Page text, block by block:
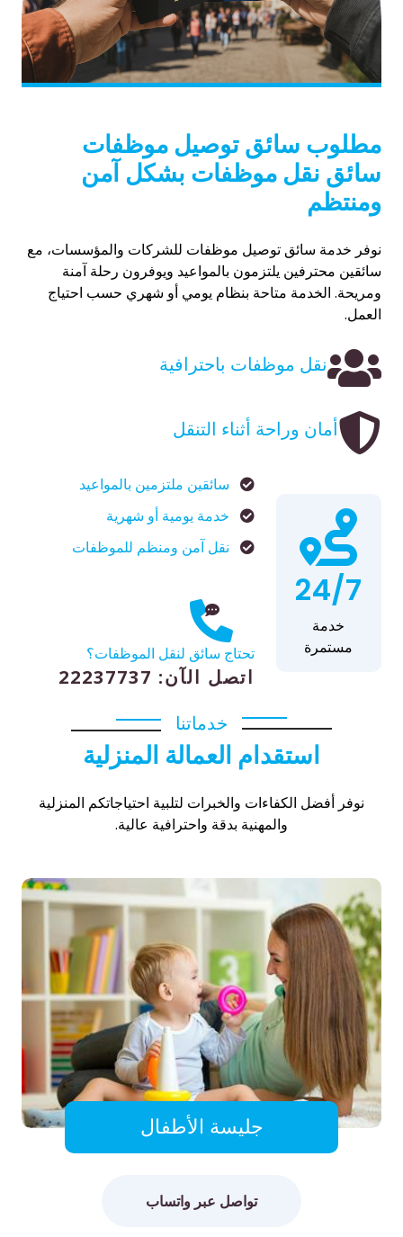
مطلوب سائق توصيل موظفات
سائق نقل موظفات بشكل آمن
ومنتظم
نوفر خدمة سائق توصيل موظفات للشركات والمؤسسات، مع
سائقين محترفين يلتزمون بالمواعيد ويوفرون رحلة آمنة
ومريحة. الخدمة متاحة بنظام يومي أو شهري حسب احتياج
العمل.
نقل موظفات باحترافية
أمان وراحة أثناء التنقل
24/7
خدمة
مستمرة
سائقين ملتزمين بالمواعيد
خدمة يومية أو شهرية
نقل آمن ومنظم للموظفات
تحتاج سائق لنقل الموظفات؟
اتصل الآن: 22237737
خدماتنا
استقدام العمالة المنزلية
نوفر أفضل الكفاءات والخبرات لتلبية احتياجاتكم المنزلية
والمهنية بدقة واحترافية عالية.
جليسة الأطفال
تواصل عبر واتساب